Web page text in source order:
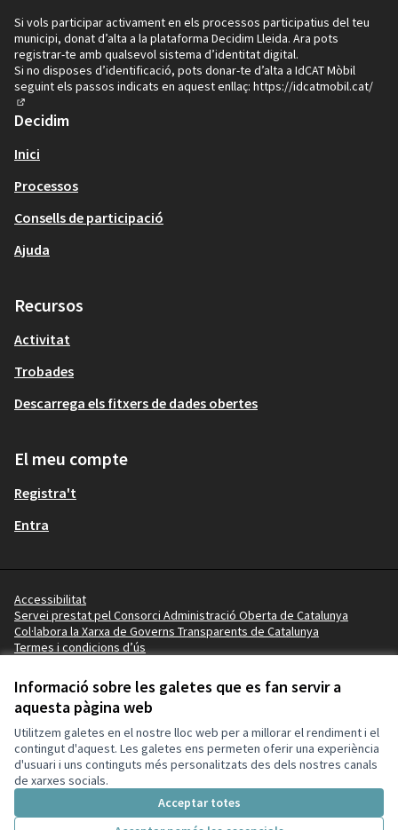
Informació sobre les galetes que es fan servir a
aquesta pàgina web
Utilitzem galetes en el nostre lloc web per a millorar el rendiment i el
contingut d'aquest. Les galetes ens permeten oferir una experiència
d'usuari i uns continguts més personalitzats des dels nostres canals
de xarxes socials.
Acceptar totes
Si vols participar activament en els processos participatius del teu
municipi, donat d’alta a la plataforma Decidim Lleida. Ara pots
registrar-te amb qualsevol sistema d’identitat digital.
Si no disposes d’identificació, pots donar-te d’alta a IdCAT Mòbil
seguint els passos indicats en aquest enllaç: https://idcatmobil.cat/
(Enllaç extern)
Decidim
Inici
Processos
Consells de participació
Ajuda
Recursos
Activitat
Trobades
Descarrega els fitxers de dades obertes
El meu compte
Registra't
Entra
Accessibilitat
Servei prestat pel Consorci Administració Oberta de Catalunya
Col·labora la Xarxa de Governs Transparents de Catalunya
Termes i condicions d’ús
Termes i condicions
Configuració de les galetes
Ajuntament de Lleida a X
(Enllaç extern)
Ajuntament de Lleida a Facebook
(Enllaç extern)
Ajuntament de Lleida a Instagram
(Enllaç extern)
Ajuntament de Lleida a YouTube
(Enllaç extern)
Web creada amb
(Enllaç extern)
Amb
(Enllaç